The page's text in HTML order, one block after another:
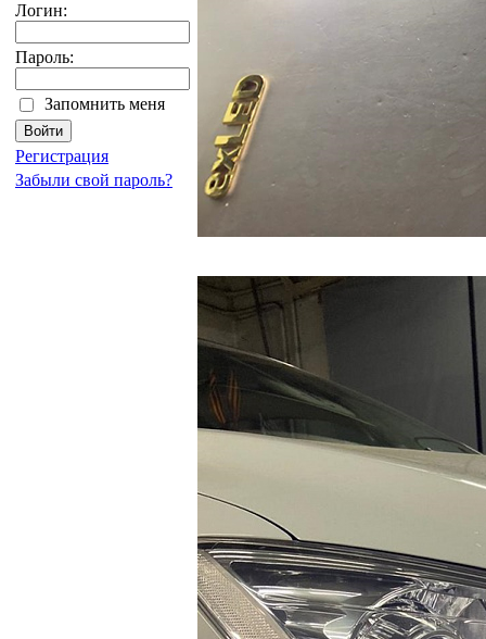
Логин:
Пароль:
Запомнить меня
Регистрация
Забыли свой пароль?